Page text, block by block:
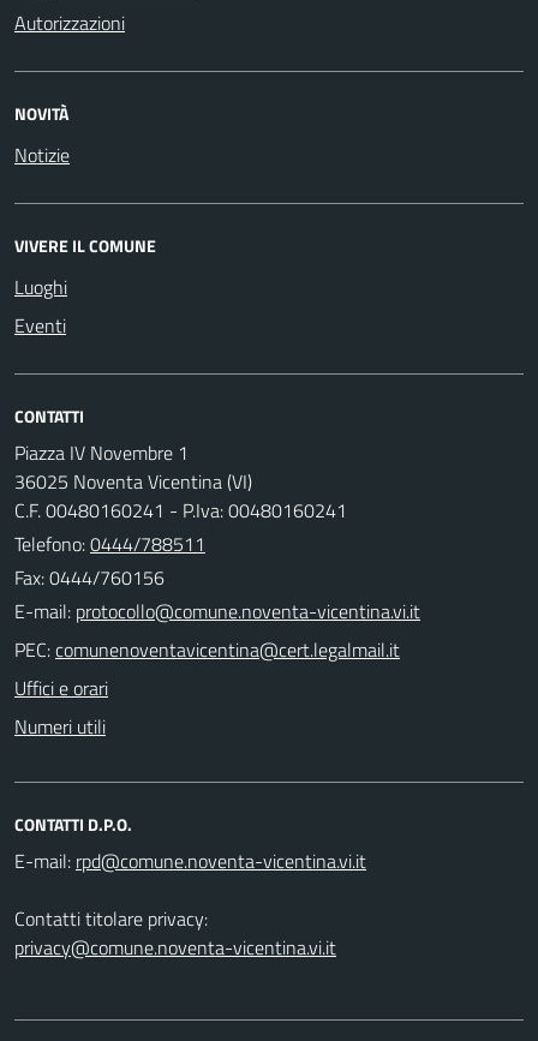
Autorizzazioni
NOVITÀ
Notizie
VIVERE IL COMUNE
Luoghi
Eventi
CONTATTI
Piazza IV Novembre 1
36025 Noventa Vicentina (VI)
C.F. 00480160241 - P.Iva: 00480160241
Telefono:0444/788511
Fax: 0444/760156
E-mail:
PEC:
Uffici e orari
Numeri utili
CONTATTI D.P.O.
E-mail:
Contatti titolare privacy:
privacy@comune.noventa-vicentina.vi.it